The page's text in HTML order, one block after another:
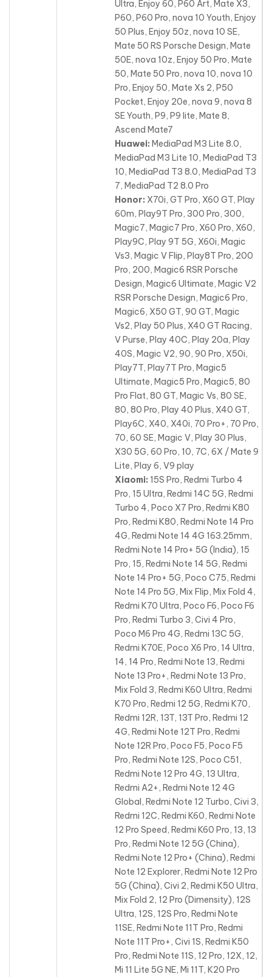
Ultra, Enjoy 60, P60 Art, Mate X3,
P60, P60 Pro, nova 10 Youth, Enjoy
50 Plus, Enjoy 50z, nova 10 SE,
Mate 50 RS Porsche Design, Mate
50E, nova 10z, Enjoy 50 Pro, Mate
50, Mate 50 Pro, nova 10, nova 10
Pro, Enjoy 50, Mate Xs 2, P50
Pocket, Enjoy 20e, nova 9, nova 8
SE Youth, P9, P9 lite, Mate 8,
Ascend Mate7
Huawei: MediaPad M3 Lite 8.0,
MediaPad M3 Lite 10, MediaPad T3
10, MediaPad T3 8.0, MediaPad T3
7, MediaPad T2 8.0 Pro
Honor: X70i, GT Pro, X60 GT, Play
60m, Play9T Pro, 300 Pro, 300,
Magic7, Magic7 Pro, X60 Pro, X60,
Play9C, Play 9T 5G, X60i, Magic
Vs3, Magic V Flip, Play8T Pro, 200
Pro, 200, Magic6 RSR Porsche
Design, Magic6 Ultimate, Magic V2
RSR Porsche Design, Magic6 Pro,
Magic6, X50 GT, 90 GT, Magic
Vs2, Play 50 Plus, X40 GT Racing,
V Purse, Play 40C, Play 20a, Play
40S, Magic V2, 90, 90 Pro, X50i,
Play7T, Play7T Pro, Magic5
Ultimate, Magic5 Pro, Magic5, 80
Pro Flat, 80 GT, Magic Vs, 80 SE,
80, 80 Pro, Play 40 Plus, X40 GT,
Play6C, X40, X40i, 70 Pro+, 70 Pro,
70, 60 SE, Magic V, Play 30 Plus,
X30 5G, 60 Pro, 10, 7C, 6X / Mate 9
Lite, Play 6, V9 play
Xiaomi: 15S Pro, Redmi Turbo 4
Pro, 15 Ultra, Redmi 14C 5G, Redmi
Turbo 4, Poco X7 Pro, Redmi K80
Pro, Redmi K80, Redmi Note 14 Pro
4G, Redmi Note 14 4G 163.25mm,
Redmi Note 14 Pro+ 5G (India), 15
Pro, 15, Redmi Note 14 5G, Redmi
Note 14 Pro+ 5G, Poco C75, Redmi
Note 14 Pro 5G, Mix Flip, Mix Fold 4,
Redmi K70 Ultra, Poco F6, Poco F6
Pro, Redmi Turbo 3, Civi 4 Pro,
Poco M6 Pro 4G, Redmi 13C 5G,
Redmi K70E, Poco X6 Pro, 14 Ultra,
14, 14 Pro, Redmi Note 13, Redmi
Note 13 Pro+, Redmi Note 13 Pro,
Mix Fold 3, Redmi K60 Ultra, Redmi
K70 Pro, Redmi 12 5G, Redmi K70,
Redmi 12R, 13T, 13T Pro, Redmi 12
4G, Redmi Note 12T Pro, Redmi
Note 12R Pro, Poco F5, Poco F5
Pro, Redmi Note 12S, Poco C51,
Redmi Note 12 Pro 4G, 13 Ultra,
Redmi A2+, Redmi Note 12 4G
Global, Redmi Note 12 Turbo, Civi 3,
Redmi 12C, Redmi K60, Redmi Note
12 Pro Speed, Redmi K60 Pro, 13, 13
Pro, Redmi Note 12 5G (China),
Redmi Note 12 Pro+ (China), Redmi
Note 12 Explorer, Redmi Note 12 Pro
5G (China), Civi 2, Redmi K50 Ultra,
Mix Fold 2, 12 Pro (Dimensity), 12S
Ultra, 12S, 12S Pro, Redmi Note
11SE, Redmi Note 11T Pro, Redmi
Note 11T Pro+, Civi 1S, Redmi K50
Pro, Redmi Note 11S, 12 Pro, 12X, 12,
Mi 11 Lite 5G NE, Mi 11T, K20 Pro